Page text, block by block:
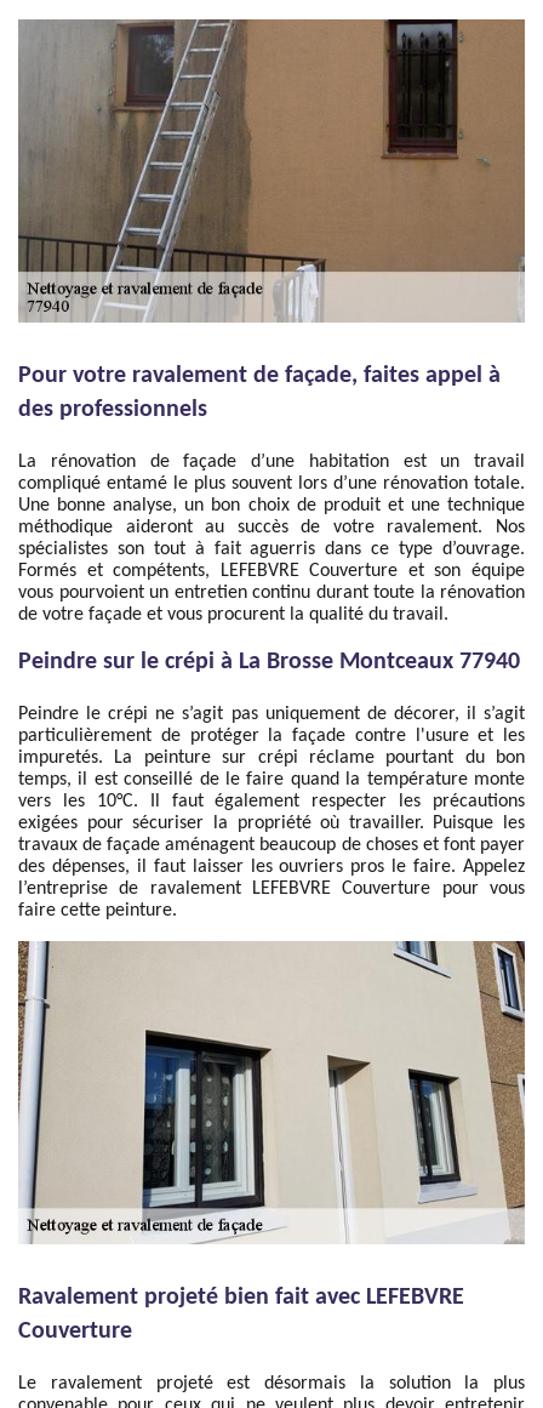
Pour votre ravalement de façade, faites appel à
des professionnels
La rénovation de façade d’une habitation est un travail
compliqué entamé le plus souvent lors d’une rénovation totale.
Une bonne analyse, un bon choix de produit et une technique
méthodique aideront au succès de votre ravalement. Nos
spécialistes son tout à fait aguerris dans ce type d’ouvrage.
Formés et compétents, LEFEBVRE Couverture et son équipe
vous pourvoient un entretien continu durant toute la rénovation
de votre façade et vous procurent la qualité du travail.
Peindre sur le crépi à La Brosse Montceaux 77940
Peindre le crépi ne s’agit pas uniquement de décorer, il s’agit
particulièrement de protéger la façade contre l'usure et les
impuretés. La peinture sur crépi réclame pourtant du bon
temps, il est conseillé de le faire quand la température monte
vers les 10°C. Il faut également respecter les précautions
exigées pour sécuriser la propriété où travailler. Puisque les
travaux de façade aménagent beaucoup de choses et font payer
des dépenses, il faut laisser les ouvriers pros le faire. Appelez
l’entreprise de ravalement LEFEBVRE Couverture pour vous
faire cette peinture.
Ravalement projeté bien fait avec LEFEBVRE
Couverture
Le ravalement projeté est désormais la solution la plus